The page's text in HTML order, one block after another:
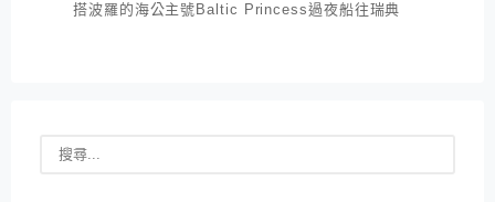
搭波羅的海公主號Baltic Princess過夜船往瑞典